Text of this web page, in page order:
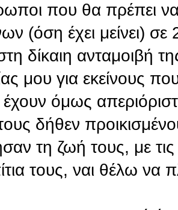
που θα πρέπει
(όση έχει μείνει) σε
δίκαιη ανταμοιβή
για εκείνους
έχουν όμως
δήθεν
τη ζωή τους, με τις
τους, ναι θέλω